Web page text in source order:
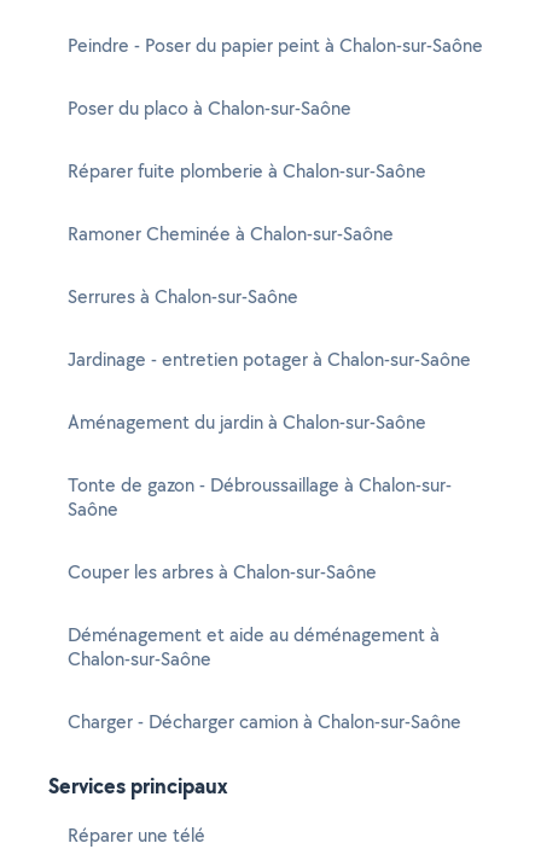
Peindre - Poser du papier peint à Chalon-sur-Saône
Poser du placo à Chalon-sur-Saône
Réparer fuite plomberie à Chalon-sur-Saône
Ramoner Cheminée à Chalon-sur-Saône
Serrures à Chalon-sur-Saône
Jardinage - entretien potager à Chalon-sur-Saône
Aménagement du jardin à Chalon-sur-Saône
Tonte de gazon - Débroussaillage à Chalon-sur-
Saône
Couper les arbres à Chalon-sur-Saône
Déménagement et aide au déménagement à
Chalon-sur-Saône
Charger - Décharger camion à Chalon-sur-Saône
Services principaux
Réparer une télé